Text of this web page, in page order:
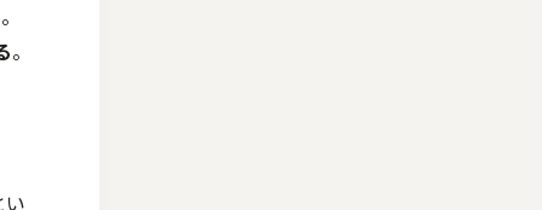
。
い